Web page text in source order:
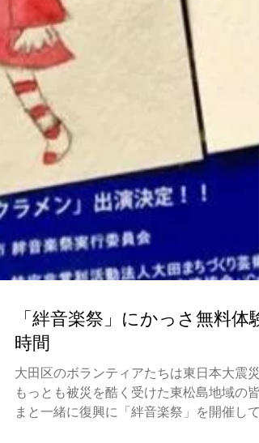
「絆音楽祭」にかっさ無料体験
時間
大田区のボランティアたちは東日本大震災
もっとも被災を酷く受けた東松島地域の皆